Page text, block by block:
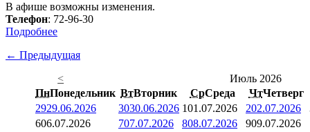
В афише возможны изменения.
Телефон: 72-96-30
Подробнее
← Предыдущая
<
Июль 2026
ПнПонедельник ВтВторник СрСреда ЧтЧетверг
2929.06.2026 3030.06.2026 101.07.2026 202.07.2026
606.07.2026 707.07.2026 808.07.2026 909.07.2026